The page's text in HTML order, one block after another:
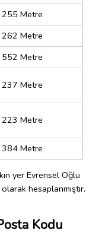
255 Metre
262 Metre
552 Metre
237 Metre
223 Metre
384 Metre
yer Evrensel Oğlu
hesaplanmıştır.
Kodu